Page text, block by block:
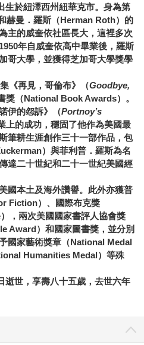
生於紐澤西州紐華克市。身為第
赫曼．羅斯（Herman Roth）的
主的威奎依社區長大，這裡多次
1950年自威奎依高中畢業後，羅斯
哥大學，並獲得芝加哥大學獎學
《再見，哥倫布》（Goodbye,
獎（National Book Awards）。
伊的怨訴》（Portnoy’s
上的成功，穩固了他作為美國最
筆耕生涯創作三十一部作品，包
）與菲利普．羅斯為名
達二十世紀和二十一世紀美國經
國本土及海外讚譽。此外亦獲普
Fiction）、國際布克獎
），兩次美國國家書評人協會獎
Award）和國家圖書獎，並分別
國家藝術獎章（National Medal
Humanities Medal）等殊
逝世，享壽八十五歲，去世六年